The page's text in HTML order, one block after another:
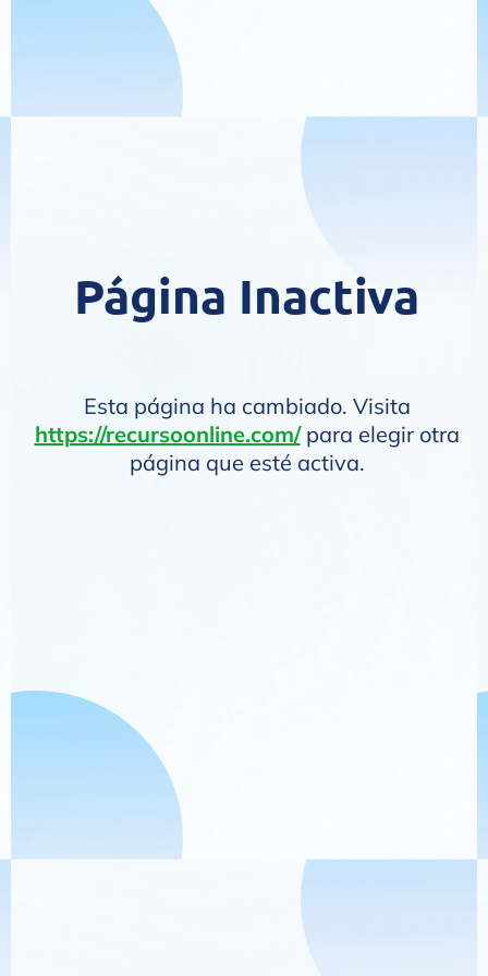
Página Inactiva
Esta página ha cambiado. Visita
https://recursoonline.com/ para elegir otra
página que esté activa.